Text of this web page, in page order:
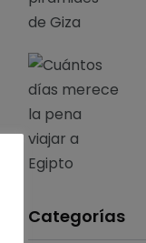
Categorías